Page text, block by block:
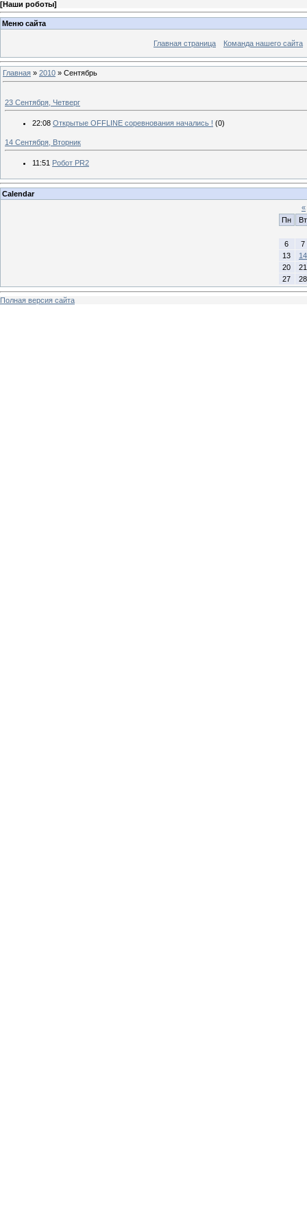
[Наши роботы]
Меню сайта
Главная страница Команда нашего сайта
Главная » 2010 » Сентябрь
23 Сентября, Четверг
22:08 Открытые OFFLINE соревнования начались ! (0)
14 Сентября, Вторник
11:51 Робот PR2
Calendar
«
Пн
Вт
6
7
13
14
20
21
27
28
Полная версия сайта